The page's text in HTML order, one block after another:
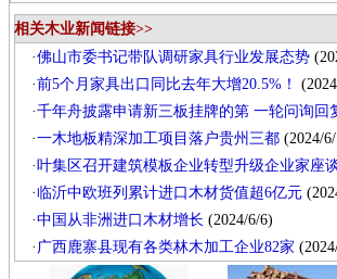
相关木业新闻链接>>
·佛山市委书记带队调研家具行业发展态势
·前5个月家具出口同比去年大增20.5%！
·千年舟披露申请新三板挂牌的第 一轮问询回
·一木地板精深加工项目落户贵州三都 (2024/
·叶集区召开建筑模板企业转型升级企业家座
·临沂中欧班列累计进口木材货值超6亿元
·中国从非洲进口木材增长 (2024/6/6)
· 广西鹿寨县现有各类林木加工企业82家